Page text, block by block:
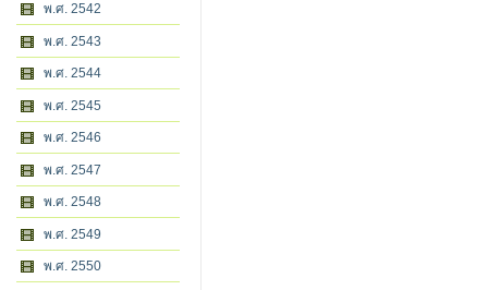
พ.ศ. 2542
พ.ศ. 2543
พ.ศ. 2544
พ.ศ. 2545
พ.ศ. 2546
พ.ศ. 2547
พ.ศ. 2548
พ.ศ. 2549
พ.ศ. 2550